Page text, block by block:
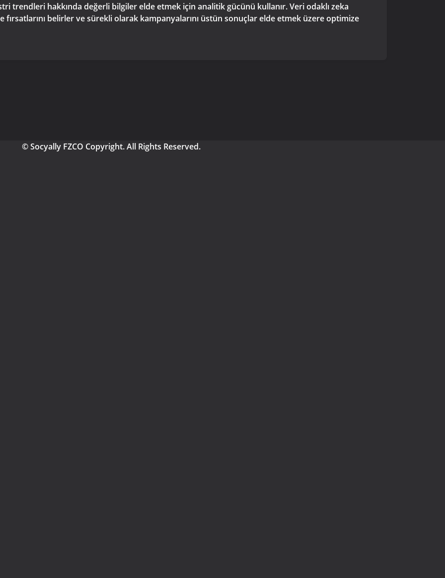
trendleri hakkında değerli bilgiler elde etmek için analitik gücünü kullanır. Veri odaklı zeka
belirler ve sürekli olarak kampanyalarını üstün sonuçlar elde etmek üzere optimize
© Socyally FZCO Copyright. All Rights Reserved.